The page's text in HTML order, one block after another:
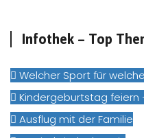
Infothek – Top
Welcher Sport für
Kindergeburtstag feiern
Ausflug mit der Familie